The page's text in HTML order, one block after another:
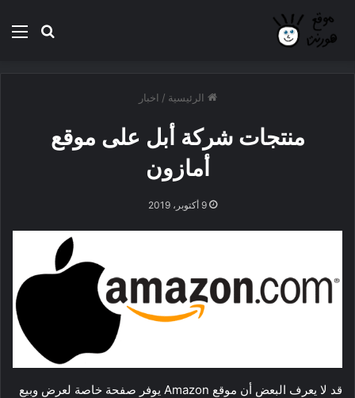
بحث
الرئيسية / اخبار
منتجات شركة أبل على موقع
أمازون
9 أكتوبر، 2019
قد لا يعرف البعض أن موقع Amazon يوفر صفحة خاصة لعرض وبيع